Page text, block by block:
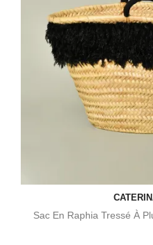
Sac En Raphia Tressé À